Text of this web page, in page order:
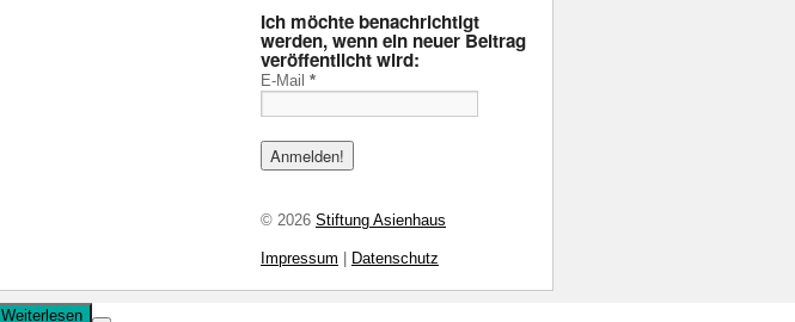
Ich möchte benachrichtigt
werden, wenn ein neuer Beitrag
veröffentlicht wird:
E-Mail *
© 2026 Stiftung Asienhaus
Impressum Datenschutz
Weiterlesen